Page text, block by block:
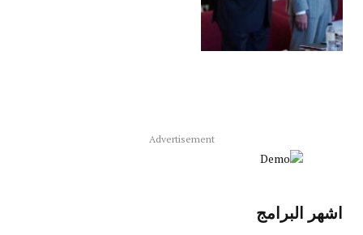
Advertisement
اشهر البرامج